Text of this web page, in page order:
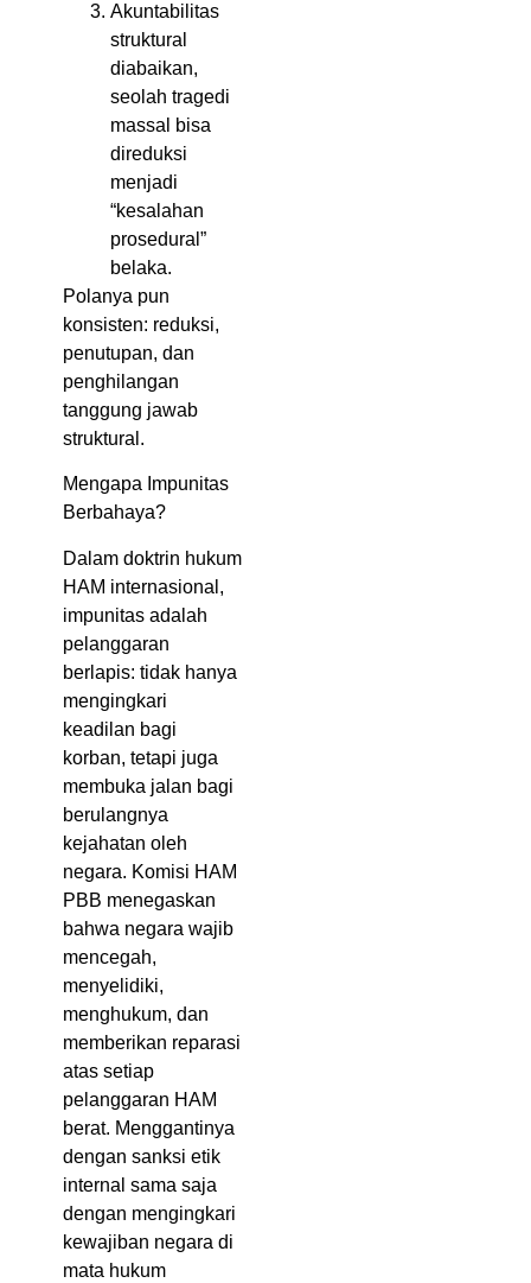
Akuntabilitas
struktural
diabaikan,
seolah tragedi
massal bisa
direduksi
menjadi
“kesalahan
prosedural”
belaka.
Polanya pun
konsisten: reduksi,
penutupan, dan
penghilangan
tanggung jawab
struktural.
Mengapa Impunitas
Berbahaya?
Dalam doktrin hukum
HAM internasional,
impunitas adalah
pelanggaran
berlapis: tidak hanya
mengingkari
keadilan bagi
korban, tetapi juga
membuka jalan bagi
berulangnya
kejahatan oleh
negara. Komisi HAM
PBB menegaskan
bahwa negara wajib
mencegah,
menyelidiki,
menghukum, dan
memberikan reparasi
atas setiap
pelanggaran HAM
berat. Menggantinya
dengan sanksi etik
internal sama saja
dengan mengingkari
kewajiban negara di
mata hukum